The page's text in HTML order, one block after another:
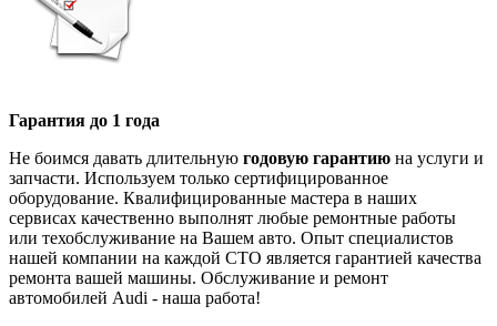
Гарантия до 1 года
Не боимся давать длительную годовую гарантию на услуги и
запчасти. Используем только сертифицированное
оборудование. Квалифицированные мастера в наших
сервисах качественно выполнят любые ремонтные работы
или техобслуживание на Вашем авто. Опыт специалистов
нашей компании на каждой СТО является гарантией качества
ремонта вашей машины. Обслуживание и ремонт
автомобилей Audi - наша работа!